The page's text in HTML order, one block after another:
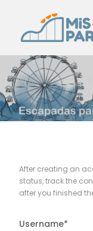
After creating an
status, track the
after you finished
Username*